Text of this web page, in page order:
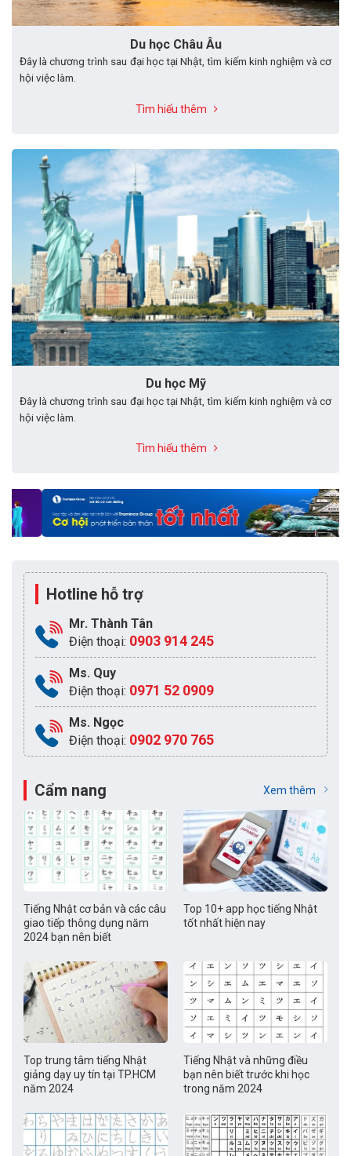
Du học Châu Âu
Đây là chương trình sau đại học tại Nhật, tìm kiếm kinh nghiệm và cơ
hội việc làm.
Tìm hiểu thêm
Du học Mỹ
Đây là chương trình sau đại học tại Nhật, tìm kiếm kinh nghiệm và cơ
hội việc làm.
Tìm hiểu thêm
Hotline hỗ trợ
Mr. Thành Tân
Điện thoại: 0903 914 245
Ms. Quy
Điện thoại: 0971 52 0909
Ms. Ngọc
Điện thoại: 0902 970 765
Cẩm nang Xem thêm
Tiếng Nhật cơ bản và các câu
giao tiếp thông dụng năm
2024 bạn nên biết
Top 10+ app học tiếng Nhật
tốt nhất hiện nay
Top trung tâm tiếng Nhật
giảng dạy uy tín tại TP.HCM
năm 2024
Tiếng Nhật và những điều
bạn nên biết trước khi học
trong năm 2024